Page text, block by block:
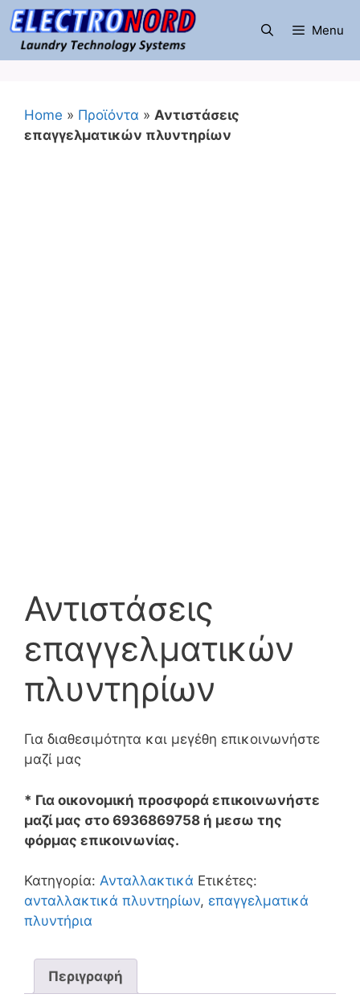
Μετάβαση
σε
περιεχόμενο
Menu
Home » Προϊόντα » Αντιστάσεις
επαγγελματικών πλυντηρίων
Αντιστάσεις
επαγγελματικών
πλυντηρίων
Για διαθεσιμότητα και μεγέθη επικοινωνήστε
μαζί μας
* Για οικονομική προσφορά επικοινωνήστε
μαζί μας στο 6936869758 ή μεσω της
φόρμας επικοινωνίας.
Κατηγορία: Ανταλλακτικά Ετικέτες:
ανταλλακτικά πλυντηρίων, επαγγελματικά
πλυντήρια
Περιγραφή